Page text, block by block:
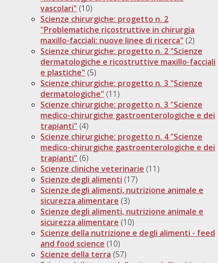
vascolari" (10)
Scienze chirurgiche: progetto n. 2
"Problematiche ricostruttive in chirurgia
maxillo-facciali: nuove linee di ricerca" (2)
Scienze chirurgiche: progetto n. 2 "Scienze
dermatologiche e ricostruttive maxillo-facciali
e plastiche" (5)
Scienze chirurgiche: progetto n. 3 "Scienze
dermatologiche" (11)
Scienze chirurgiche: progetto n. 3 "Scienze
medico-chirurgiche gastroenterologiche e dei
trapianti" (4)
Scienze chirurgiche: progetto n. 4 "Scienze
medico-chirurgiche gastroenterologiche e dei
trapianti" (6)
Scienze cliniche veterinarie (11)
Scienze degli alimenti (17)
Scienze degli alimenti, nutrizione animale e
sicurezza alimentare (3)
Scienze degli alimenti, nutrizione animale e
sicurezza alimentare (10)
Scienze della nutrizione e degli alimenti - feed
and food science (10)
Scienze della terra (57)